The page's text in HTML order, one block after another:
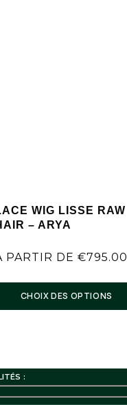
disposition
WIG LISSE RAW
– ARYA
PARTIR DE €795.00
CHOIX DES OPTIONS
: